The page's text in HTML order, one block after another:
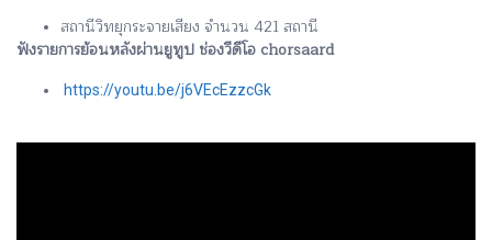
สถานีวิทยุกระจายเสียง จำนวน 421 สถานี
ฟังรายการย้อนหลังผ่านยูทูป ช่องวีดีโอ chorsaard
https://youtu.be/j6VEcEzzcGk